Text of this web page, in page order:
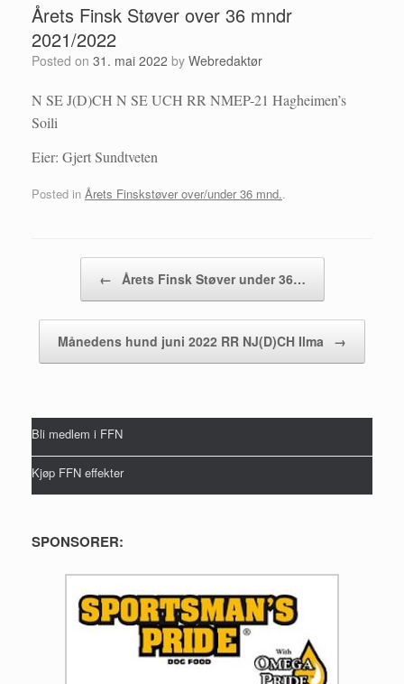
Årets Finsk Støver over 36 mndr
2021/2022
Posted on 31. mai 2022 by Webredaktør
N SE J(D)CH N SE UCH RR NMEP-21 Hagheimen’s
Soili
Eier: Gjert Sundtveten
Posted in Årets Finskstøver over/under 36 mnd..
← Årets Finsk Støver under 36…
Månedens hund juni 2022 RR NJ(D)CH Ilma →
Bli medlem i FFN
Kjøp FFN effekter
SPONSORER: